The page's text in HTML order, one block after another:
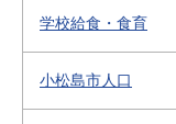
学校給食・食育
小松島市人口